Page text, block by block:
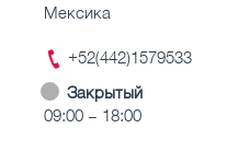
Мексика
+52(442)1579533
Закрытый
09:00 – 18:00